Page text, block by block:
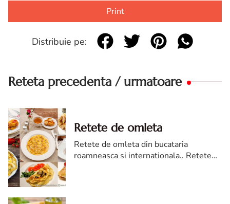
Print
Distribuie pe:
Reteta precedenta / urmatoare
Retete de omleta
Retete de omleta din bucataria
roamneasca si internationala.. Retete